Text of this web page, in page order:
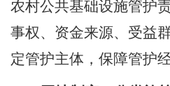
农村公共基础设施管护
事权、资金来源、受益
定管护主体，保障管护经